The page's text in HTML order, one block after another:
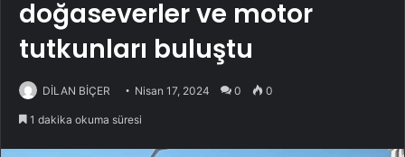
doğaseverler ve motor
tutkunları buluştu
DİLAN BİÇER Nisan 17, 2024 0 0
1 dakika okuma süresi